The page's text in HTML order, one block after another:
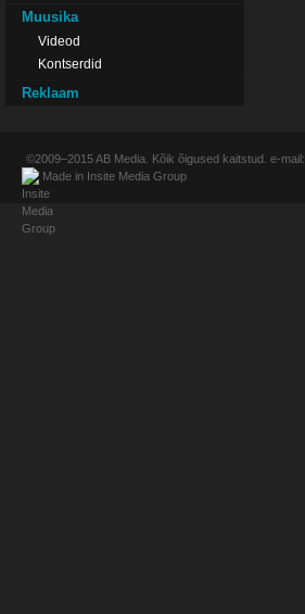
Muusika
Videod
Kontserdid
Reklaam
©2009–2015AB Media . Kõik õigused kaitstud. e-mail:
Made in Insite Media Group